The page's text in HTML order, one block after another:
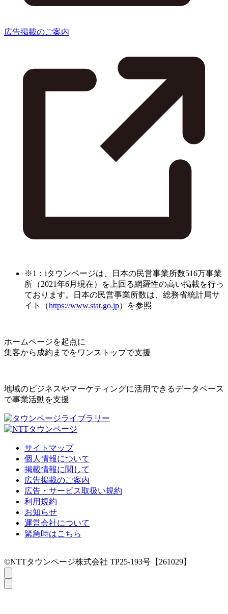
広告掲載のご案内
※1：iタウンページは、日本の民営事業所数516万事業
所（2021年6月現在）を上回る網羅性の高い掲載を行っ
ております。日本の民営事業所数は、総務省統計局サ
イト（https://www.stat.go.jp）を参照
ホームページを起点に
集客から成約までをワンストップで支援
地域のビジネスやマーケティングに活用できるデータベース
で事業活動を支援
サイトマップ
個人情報について
掲載情報に関して
広告掲載のご案内
広告・サービス取扱い規約
利用規約
お知らせ
運営会社について
緊急時はこちら
©NTTタウンページ株式会社 TP25-193号【261029】